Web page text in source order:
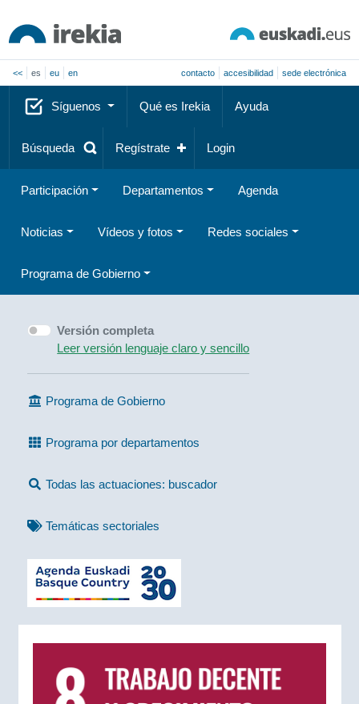
<< es eu en contacto accesibilidad sede electrónica
Síguenos Qué es Irekia Ayuda
Búsqueda Regístrate Login
Participación Departamentos Agenda
Noticias Vídeos y fotos Redes sociales
Programa de Gobierno
Versión completa
Leer versión lenguaje claro y sencillo
Programa de Gobierno
Programa por departamentos
Todas las actuaciones: buscador
Temáticas sectoriales